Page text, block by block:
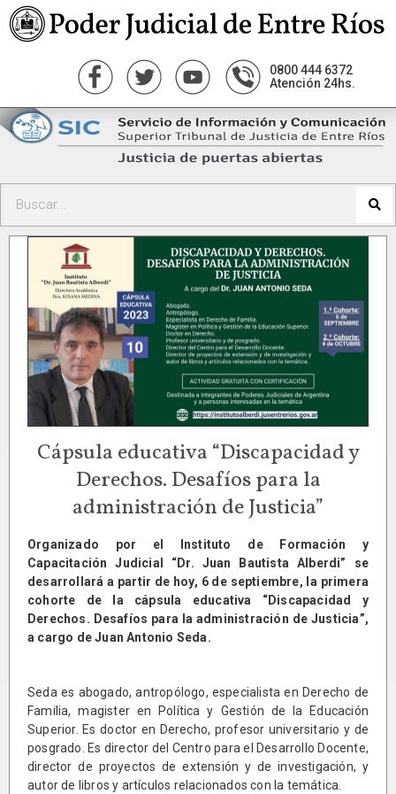
0800 444 6372
Atención 24hs.
Cápsula educativa “Discapacidad y
Derechos. Desafíos para la
administración de Justicia”
Organizado por el Instituto de Formación y
Capacitación Judicial “Dr. Juan Bautista Alberdi” se
desarrollará a partir de hoy, 6 de septiembre, la primera
cohorte de la cápsula educativa “Discapacidad y
Derechos. Desafíos para la administración de Justicia”,
a cargo de Juan Antonio Seda.
Seda es abogado, antropólogo, especialista en Derecho de
Familia, magister en Política y Gestión de la Educación
Superior. Es doctor en Derecho, profesor universitario y de
posgrado. Es director del Centro para el Desarrollo Docente,
director de proyectos de extensión y de investigación, y
autor de libros y artículos relacionados con la temática.